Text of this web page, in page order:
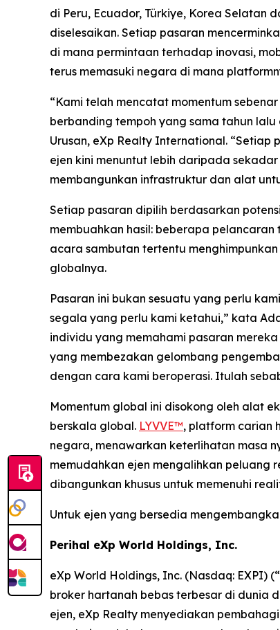
di Peru, Ecuador, Türkiye, Korea Selatan
diselesaikan. Setiap pasaran
di mana permintaan terhadap inovasi,
terus memasuki negara di mana
“Kami telah mencatat momentum
berbanding tempoh yang sama tahun
Urusan, eXp Realty International.
ejen kini menuntut lebih daripada
membangunkan infrastruktur dan alat
Setiap pasaran dipilih berdasarkan
membuahkan hasil: beberapa
acara sambutan tertentu
globalnya.
Pasaran ini bukan sesuatu yang perlu
segala yang perlu kami ketahui,” kata
individu yang memahami pasaran
yang membezakan gelombang
dengan cara kami beroperasi. Itulah
Momentum global ini disokong oleh alat
berskala global. LYVVE™, platform carian
negara, menawarkan keterlihatan masa
memudahkan ejen mengalihkan peluang
dibangunkan khusus untuk memenuhi
Untuk ejen yang bersedia
Perihal eXp World Holdings, Inc.
eXp World Holdings, Inc. (Nasdaq: EXPI)
broker hartanah bebas terbesar di dunia
ejen, eXp Realty menyediakan